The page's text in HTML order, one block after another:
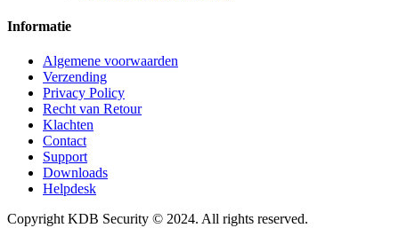
Informatie
Algemene voorwaarden
Verzending
Privacy Policy
Recht van Retour
Klachten
Contact
Support
Downloads
Helpdesk
Copyright KDB Security © 2024. All rights reserved.